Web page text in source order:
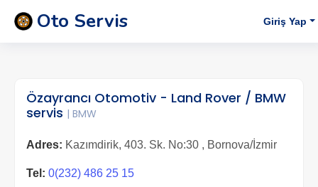
Oto Servis Giriş Yap
Özayrancı Otomotiv - Land Rover / BMW
servis | BMW
Adres: Kazımdirik, 403. Sk. No:30 , Bornova/İzmir
Tel: 0(232) 486 25 15